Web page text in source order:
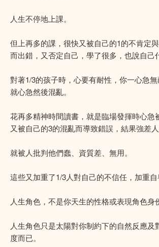
人生不停地上課。
但上再多的課，很快又被自己的1的不肯定
而出錯，又否定自己，學了很多，也說自己
對著1/3的孩子時，心要有耐性，你一心急無
就心急然後混亂。
花再多精神時間讀書，就是臨場發揮時心急
又被自己的3的混亂而導致錯誤，結果強差人
就被人批判他們蠢、資質差、無用。
這些又加重了1/3人對自己的不信任，加重自
人生角色，不是你天生的性格或表現角色身
人生角色只是太陽對你制約下的自然反應及
度而已。